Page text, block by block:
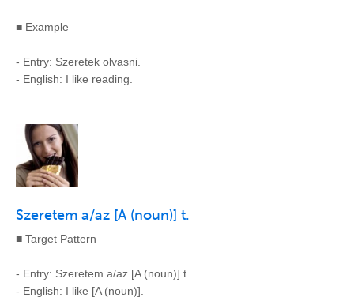
■ Example
- Entry: Szeretek olvasni.
- English: I like reading.
Szeretem a/az [A (noun)] t.
■ Target Pattern
- Entry: Szeretem a/az [A (noun)] t.
- English: I like [A (noun)].